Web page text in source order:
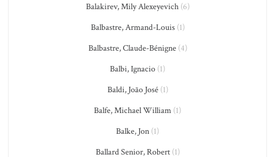
Balakirev, Mily Alexeyevich(6)
Balbastre, Armand-Louis(1)
Balbastre, Claude-Bénigne(4)
Balbi, Ignacio (1)
Baldi, João José(1)
Balfe, Michael William (1)
Balke, Jon (1)
Ballard Senior, Robert(1)